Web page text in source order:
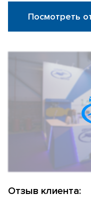
Посмотреть
Отзыв клиента: